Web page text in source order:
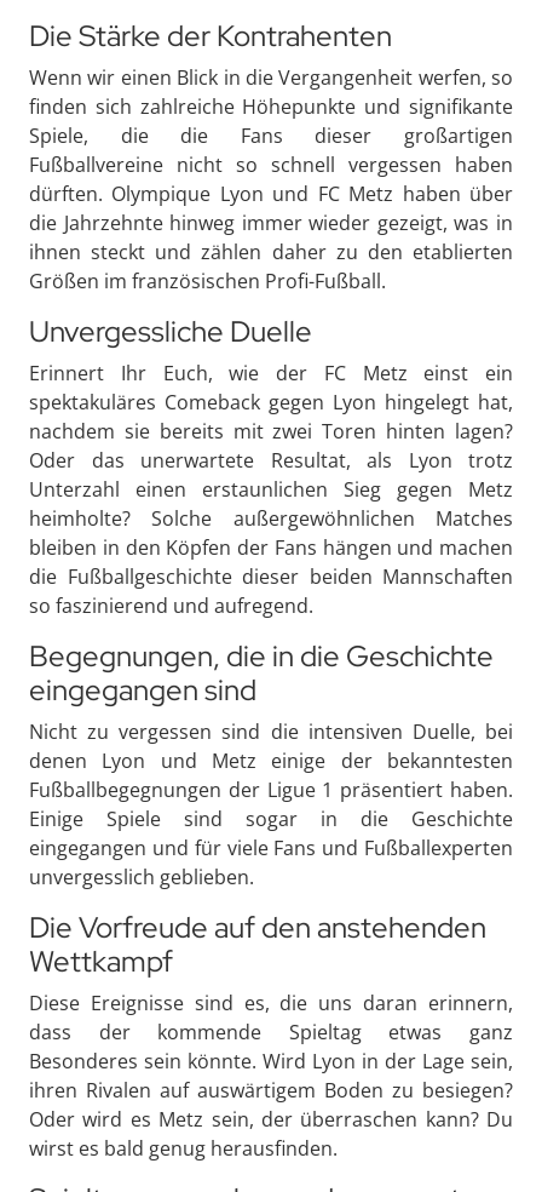
Die Stärke der Kontrahenten
Wenn wir einen Blick in die Vergangenheit werfen, so
finden sich zahlreiche Höhepunkte und signifikante
Spiele, die die Fans dieser großartigen
Fußballvereine nicht so schnell vergessen haben
dürften. Olympique Lyon und FC Metz haben über
die Jahrzehnte hinweg immer wieder gezeigt, was in
ihnen steckt und zählen daher zu den etablierten
Größen im französischen Profi-Fußball.
Unvergessliche Duelle
Erinnert Ihr Euch, wie der FC Metz einst ein
spektakuläres Comeback gegen Lyon hingelegt hat,
nachdem sie bereits mit zwei Toren hinten lagen?
Oder das unerwartete Resultat, als Lyon trotz
Unterzahl einen erstaunlichen Sieg gegen Metz
heimholte? Solche außergewöhnlichen Matches
bleiben in den Köpfen der Fans hängen und machen
die Fußballgeschichte dieser beiden Mannschaften
so faszinierend und aufregend.
Begegnungen, die in die Geschichte
eingegangen sind
Nicht zu vergessen sind die intensiven Duelle, bei
denen Lyon und Metz einige der bekanntesten
Fußballbegegnungen der Ligue 1 präsentiert haben.
Einige Spiele sind sogar in die Geschichte
eingegangen und für viele Fans und Fußballexperten
unvergesslich geblieben.
Die Vorfreude auf den anstehenden
Wettkampf
Diese Ereignisse sind es, die uns daran erinnern,
dass der kommende Spieltag etwas ganz
Besonderes sein könnte. Wird Lyon in der Lage sein,
ihren Rivalen auf auswärtigem Boden zu besiegen?
Oder wird es Metz sein, der überraschen kann? Du
wirst es bald genug herausfinden.